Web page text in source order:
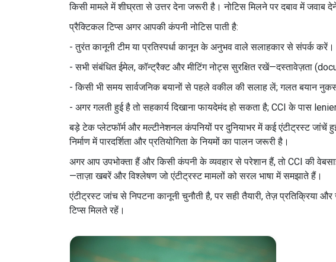
किसी मामले में शीघ्रता से उत्तर देना जरूरी है। नोटिस मिलने पर दबाव में
प्रैक्टिकल टिप्स अगर आपकी कंपनी नोटिस पाती है:
- तुरंत कानूनी टीम या प्रतिस्पर्धा कानून के अनुभव वाले सलाहकार से संपर्क करें।
- सभी संबंधित ईमेल, कॉन्ट्रैक्ट और मीटिंग नोट्स सुरक्षित रखें—दस्तावेज़ता
- किसी भी समय सार्वजनिक बयानों से पहले वकील की सलाह लें; गलत बयान
- अगर गलती हुई है तो सहकार्य दिखाना फायदेमंद हो सकता है; CCI के पास
बड़े टेक प्लेटफॉर्म और मल्टीनेशनल कंपनियों पर दुनियाभर में कई एंटीट्रस्ट जांचें
निर्माण में पारदर्शिता और प्रतियोगिता के नियमों का पालन जरूरी है।
अगर आप उपभोक्ता हैं और किसी कंपनी के व्यवहार से परेशान हैं, तो CCI की
—ताज़ा खबरें और विश्लेषण जो एंटीट्रस्ट मामलों को सरल भाषा में समझाते हैं।
एंटीट्रस्ट जांच से निपटना कानूनी चुनौती है, पर सही तैयारी, तेज़
टिप्स मिलते रहें।